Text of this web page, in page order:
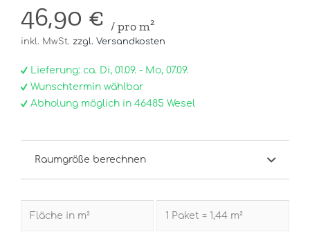
46,90 € / pro m²
inkl. MwSt. zzgl. Versandkosten
Lieferung: ca. Di, 01.09. - Mo, 07.09.
Wunschtermin wählbar
Abholung möglich in 46485 Wesel
Raumgröße berechnen